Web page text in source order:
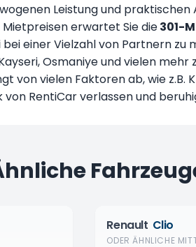
Leistung und
erwartet Sie die301-
einer Vielzahl von Partnern zu
Osmaniye und vielen
von vielen Faktoren ab, wie
RentiCar verlassen und
Renault Clio
ODER ÄHNLICHE